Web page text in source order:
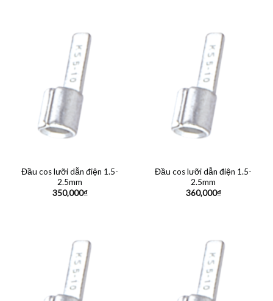
Đầu cos lưỡi dẫn điện 1.5-
2.5mm
350,000₫
Đầu cos lưỡi dẫn điện 1.5-
2.5mm
360,000₫